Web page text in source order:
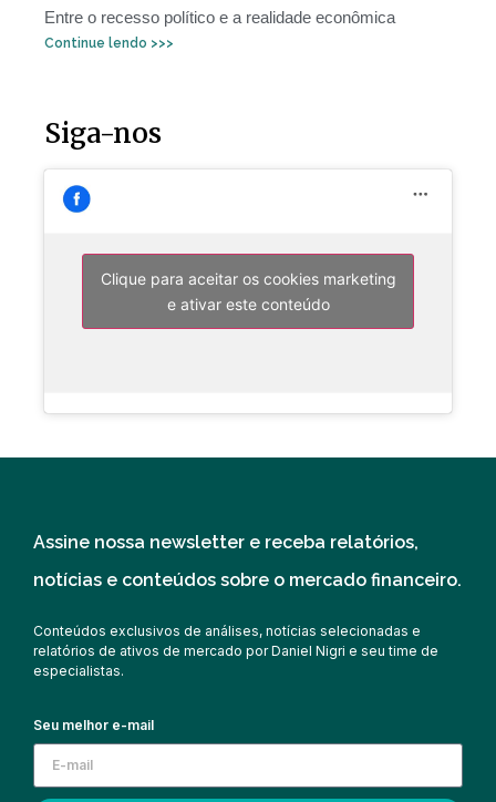
Entre o recesso político e a realidade econômica
Continue lendo >>>
Siga-nos
Clique para aceitar os cookies marketing
e ativar este conteúdo
Assine nossa newsletter e receba relatórios,
notícias e conteúdos sobre o mercado financeiro.
Conteúdos exclusivos de análises, notícias selecionadas e
relatórios de ativos de mercado por Daniel Nigri e seu time de
especialistas.
Seu melhor e-mail